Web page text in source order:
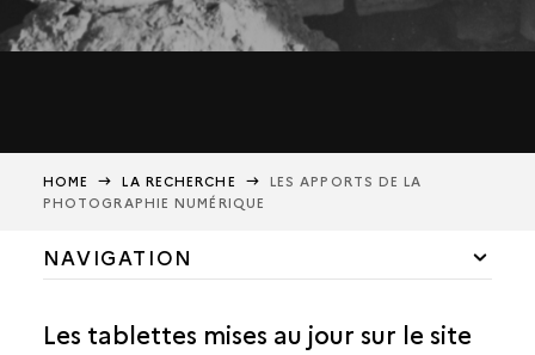
HOME LA RECHERCHE
LES APPORTS DE LA
PHOTOGRAPHIE NUMÉRIQUE
NAVIGATION
Les tablettes mises au jour sur le site